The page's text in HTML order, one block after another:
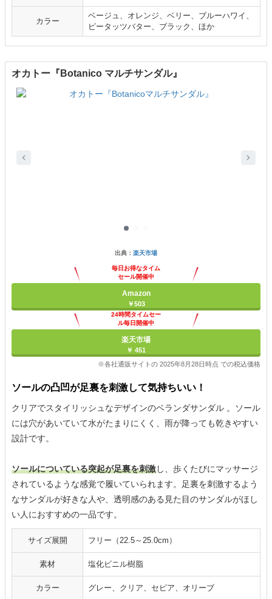
カラー
ベージュ、オレンジ、ベリー、ブルーハワイ、
ピータッツバター、ブラック、ほか
オカトー『Botanico マルチサンダル』
出典： 楽天市場
毎日お得なタイム
セール開催中
Amazon
￥503
24時間タイムセー
ル毎日開催中
楽天市場
￥ 451
※各社通販サイトの 2025年8月28日時点 での税込価格
ソールの凸凹が足裏を刺激して気持ちいい！
クリアでスタイリッシュなデザインのベランダサンダル 。ソール
には穴があいていて水がたまりにくく、雨が降っても乾きやすい
設計です。
ソールについている突起が足裏を刺激し、歩くたびにマッサージ
されているような感覚で履いていられます。足裏を刺激するよう
なサンダルが好きな人や、透明感のある見た目のサンダルがほし
い人におすすめの一品です。
サイズ展開 フリー（22.5～25.0cm）
素材 塩化ビニル樹脂
カラー グレー、クリア、セピア、オリーブ